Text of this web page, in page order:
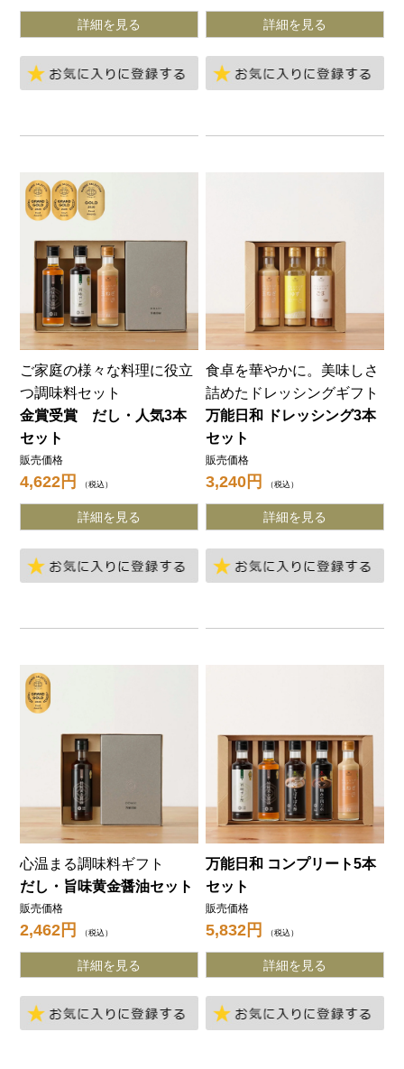
詳細を見る
お気に入りに登録する
詳細を見る
ご家庭の様々な料理に役立
つ調味料セット
金賞受賞 だし・人気3本
セット
販売価格
4,622 税込
詳細を見る
お気に入りに登録する
食卓を華やかに。美味しさ
詰めたドレッシングギフト
万能日和 ドレッシング3本
セット
販売価格
3,240 税込
詳細を見る
心温まる調味料ギフト
だし・旨味黄金醤油セット
販売価格
2,462 税込
詳細を見る
お気に入りに登録する
万能日和 コンプリート5本
セット
販売価格
5,832 税込
詳細を見る